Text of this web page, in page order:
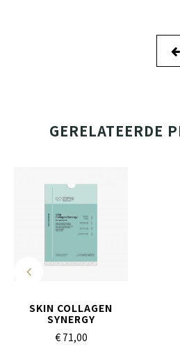
GERELATEERDE
SKIN COLLAGEN
SYNERGY
€ 71,00